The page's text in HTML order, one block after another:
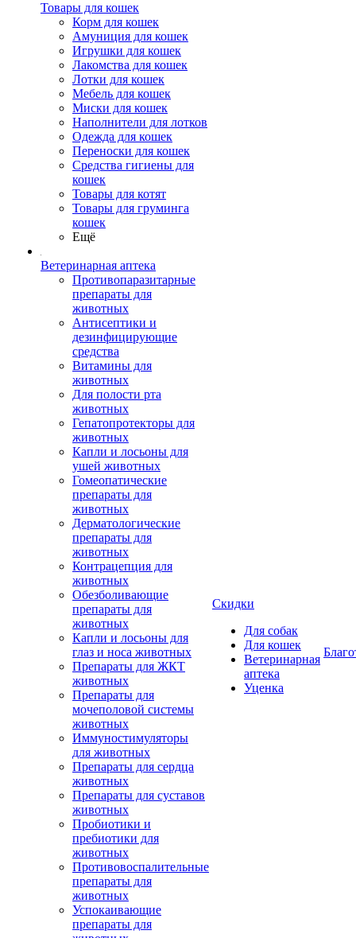
Товары для кошек
Корм для кошек
Амуниция для кошек
Игрушки для кошек
Лакомства для кошек
Лотки для кошек
Мебель для кошек
Миски для кошек
Наполнители для лотков
Одежда для кошек
Переноски для кошек
Средства гигиены для
кошек
Товары для котят
Товары для груминга
кошек
Ещё
Ветеринарная аптека
Противопаразитарные
препараты для
животных
Антисептики и
дезинфицирующие
средства
Витамины для
животных
Для полости рта
животных
Гепатопротекторы для
животных
Капли и лосьоны для
ушей животных
Гомеопатические
препараты для
животных
Дерматологические
препараты для
животных
Контрацепция для
животных
Обезболивающие
препараты для
животных
Капли и лосьоны для
глаз и носа животных
Препараты для ЖКТ
животных
Препараты для
мочеполовой системы
животных
Иммуностимуляторы
для животных
Препараты для сердца
животных
Препараты для суставов
животных
Пробиотики и
пребиотики для
животных
Противовоспалительные
препараты для
животных
Успокаивающие
препараты для
Скидки
Для собак
Для кошек
Ветеринарная
аптека
Уценка